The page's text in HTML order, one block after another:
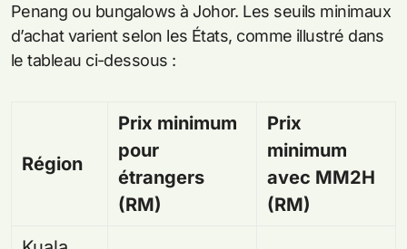
Penang ou bungalows à Johor. Les seuils minimaux
d’achat varient selon les États, comme illustré dans
le tableau ci-dessous :
Région
Prix minimum
pour
étrangers
(RM)
Prix
minimum
avec MM2H
(RM)